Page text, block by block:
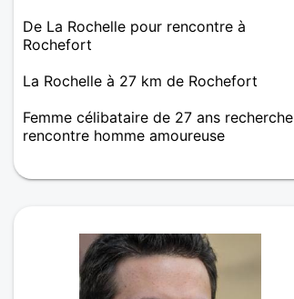
De La Rochelle pour rencontre à
Rochefort
La Rochelle à 27 km de Rochefort
Femme célibataire de 27 ans recherche
rencontre homme amoureuse
car on ne sait pas de quoi demain sera
la sincérité, j'aime discuter et apprendre
des gens.